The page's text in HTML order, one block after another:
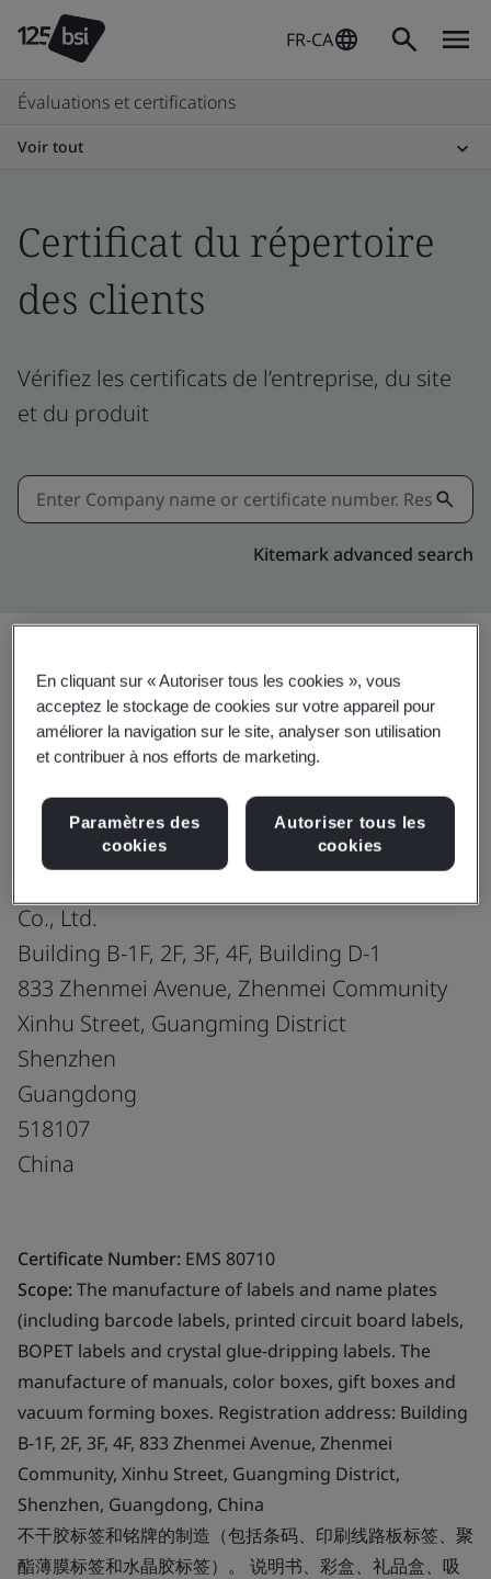
FR-CA
Évaluations et certifications
Voir tout
Certificat du répertoire
des clients
Vérifiez les certificats de l’entreprise, du site
et du produit
Kitemark advanced search
Partager:
ISO 14001:2015
Co., Ltd.
Building B-1F, 2F, 3F, 4F, Building D-1
833 Zhenmei Avenue, Zhenmei Community
Xinhu Street, Guangming District
Shenzhen
Guangdong
518107
China
Certificate Number: EMS 80710
Scope:The manufacture of labels and name plates
(including barcode labels, printed circuit board labels,
BOPET labels and crystal glue-dripping labels. The
manufacture of manuals, color boxes, gift boxes and
vacuum forming boxes. Registration address: Building
B-1F, 2F, 3F, 4F, 833 Zhenmei Avenue, Zhenmei
Community, Xinhu Street, Guangming District,
Shenzhen, Guangdong, China
不干胶标签和铭牌的制造（包括条码、印刷线路板标签、聚
酯薄膜标签和水晶胶标签）。 说明书、彩盒、礼品盒、吸
En cliquant sur « Autoriser tous les cookies », vous
acceptez le stockage de cookies sur votre appareil pour
améliorer la navigation sur le site, analyser son utilisation
et contribuer à nos efforts de marketing.
Paramètres des
cookies
Autoriser tous les
cookies